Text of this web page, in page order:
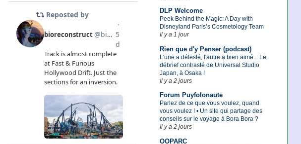
DLP Welcome
Peek Behind the Magic: A Day with
Disneyland Paris’s Cosmetology Team
Il y a 1 jour
Rien que d'y Penser (podcast)
L'une a détesté, l'autre a bien aimé... Le
débrief contrasté de Universal Studio
Japan, à Osaka !
Il y a 2 jours
Forum Puyfolonaute
Parlez de ce que vous voulez, quand
vous voulez ! • Un site qui partage des
conseils sur le voyage à Bora Bora ?
Il y a 2 jours
OOPARC